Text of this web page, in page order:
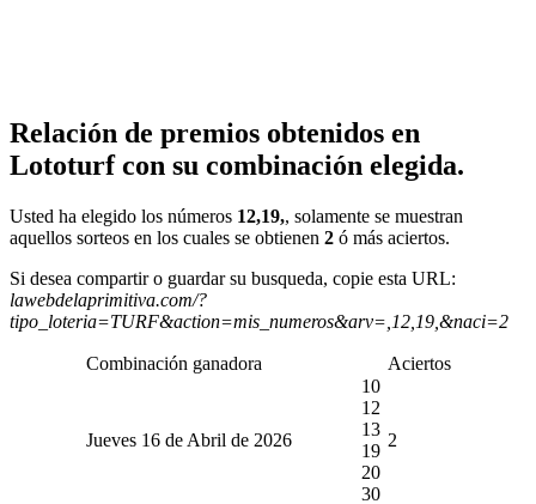
Relación de premios obtenidos en
Lototurf con su combinación elegida.
Usted ha elegido los números 12,19,, solamente se muestran
aquellos sorteos en los cuales se obtienen 2 ó más aciertos.
Si desea compartir o guardar su busqueda, copie esta URL:
lawebdelaprimitiva.com/?
tipo_loteria=TURF&action=mis_numeros&arv=,12,19,&naci=2
Combinación ganadora Aciertos
Jueves 16 de Abril de 2026
10
12
13
19
20
30
2